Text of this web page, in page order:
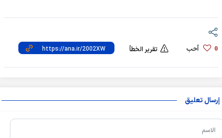
0 أحب تقرير الخطأ
إرسال تعليق